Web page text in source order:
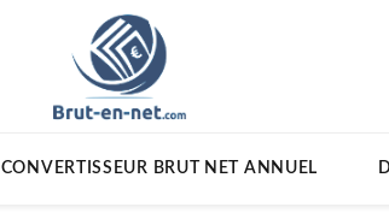
CONVERTISSEUR BRUT NET ANNUEL